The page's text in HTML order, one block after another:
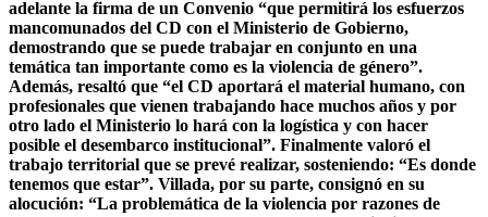
adelante la firma de un Convenio “que permitirá los esfuerzos
mancomunados del CD con el Ministerio de Gobierno,
demostrando que se puede trabajar en conjunto en una
temática tan importante como es la violencia de género”.
Además, resaltó que “el CD aportará el material humano, con
profesionales que vienen trabajando hace muchos años y por
otro lado el Ministerio lo hará con la logística y con hacer
posible el desembarco institucional”. Finalmente valoró el
trabajo territorial que se prevé realizar, sosteniendo: “Es donde
tenemos que estar”. Villada, por su parte, consignó en su
alocución: “La problemática de la violencia por razones de